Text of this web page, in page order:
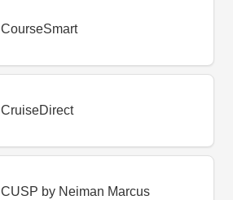
CourseSmart
CruiseDirect
CUSP by Neiman Marcus